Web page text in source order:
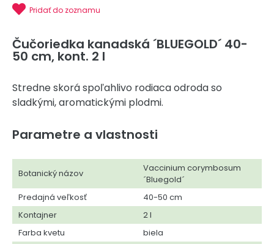
Pridať do zoznamu
Čučoriedka kanadská ´BLUEGOLD´ 40-
50 cm, kont. 2 l
Stredne skorá spoľahlivo rodiaca odroda so
sladkými, aromatickými plodmi.
Parametre a vlastnosti
Botanický názov
Vaccinium corymbosum
´Bluegold´
Predajná veľkosť
40-50 cm
Kontajner
2 l
Farba kvetu
biela